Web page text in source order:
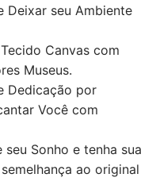
Deixar seu Ambiente
Canvas com
Museus.
Dedicação por
Você com
Sonho e tenha sua
ao original